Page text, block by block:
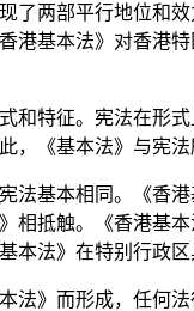
了两部平行地位和
港基本法》对香港
特征。宪法在形式
，《基本法》与宪法
基本相同。《香港
相抵触。《香港基
本法》在特别行政
》而形成，任何法